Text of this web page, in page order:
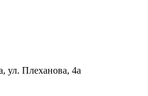
ул. Плеханова, 4а